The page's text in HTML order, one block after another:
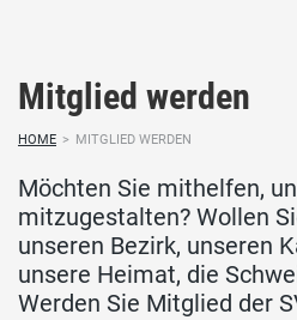
Mitglied werden
HOME > MITGLIED WERDEN
Möchten Sie mithelfen,
mitzugestalten? Wollen
unseren Bezirk, unseren
unsere Heimat, die
Werden Sie Mitglied der